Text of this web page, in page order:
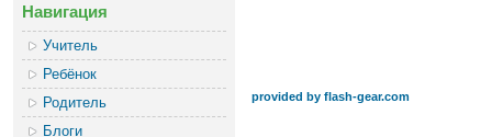
Навигация
Учитель
Ребёнок
Родитель
Блоги
provided by flash-gear.com